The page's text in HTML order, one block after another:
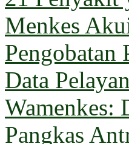
Menkes
Pengobatan
Data
Wamenkes:
Pangkas